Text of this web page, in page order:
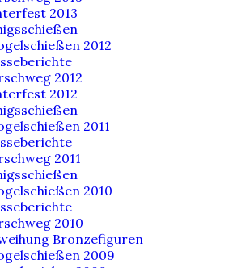
2013
2012
2012
2012
2011
2011
2010
2010
Bronzefiguren
2009